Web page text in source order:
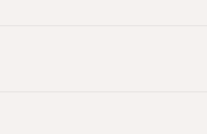
nuorodą savo telefone.